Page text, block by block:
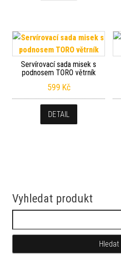
Servírovací sada misek s
podnosem TORO větrník
599 Kč
DETAIL
Vyhledat produkt